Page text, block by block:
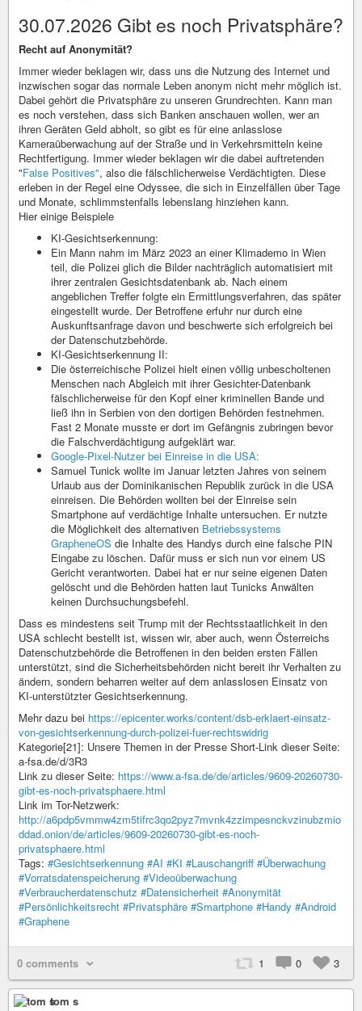
30.07.2026 Gibt es noch Privatsphäre?
Recht auf Anonymität?
Immer wieder beklagen wir, dass uns die Nutzung des Internet und
inzwischen sogar das normale Leben anonym nicht mehr möglich ist.
Dabei gehört die Privatsphäre zu unseren Grundrechten. Kann man
es noch verstehen, dass sich Banken anschauen wollen, wer an
ihren Geräten Geld abholt, so gibt es für eine anlasslose
Kameraüberwachung auf der Straße und in Verkehrsmitteln keine
Rechtfertigung. Immer wieder beklagen wir die dabei auftretenden
"False Positives", also die fälschlicherweise Verdächtigten. Diese
erleben in der Regel eine Odyssee, die sich in Einzelfällen über Tage
und Monate, schlimmstenfalls lebenslang hinziehen kann.
Hier einige Beispiele
KI-Gesichtserkennung:
Ein Mann nahm im März 2023 an einer Klimademo in Wien
teil, die Polizei glich die Bilder nachträglich automatisiert mit
ihrer zentralen Gesichtsdatenbank ab. Nach einem
angeblichen Treffer folgte ein Ermittlungsverfahren, das später
eingestellt wurde. Der Betroffene erfuhr nur durch eine
Auskunftsanfrage davon und beschwerte sich erfolgreich bei
der Datenschutzbehörde.
KI-Gesichtserkennung II:
Die österreichische Polizei hielt einen völlig unbescholtenen
Menschen nach Abgleich mit ihrer Gesichter-Datenbank
fälschlicherweise für den Kopf einer kriminellen Bande und
ließ ihn in Serbien von den dortigen Behörden festnehmen.
Fast 2 Monate musste er dort im Gefängnis zubringen bevor
die Falschverdächtigung aufgeklärt war.
Google-Pixel-Nutzer bei Einreise in die USA:
Samuel Tunick wollte im Januar letzten Jahres von seinem
Urlaub aus der Dominikanischen Republik zurück in die USA
einreisen. Die Behörden wollten bei der Einreise sein
Smartphone auf verdächtige Inhalte untersuchen. Er nutzte
die Möglichkeit des alternativen Betriebssystems
GrapheneOS die Inhalte des Handys durch eine falsche PIN
Eingabe zu löschen. Dafür muss er sich nun vor einem US
Gericht verantworten. Dabei hat er nur seine eigenen Daten
gelöscht und die Behörden hatten laut Tunicks Anwälten
keinen Durchsuchungsbefehl.
Dass es mindestens seit Trump mit der Rechtsstaatlichkeit in den
USA schlecht bestellt ist, wissen wir, aber auch, wenn Österreichs
Datenschutzbehörde die Betroffenen in den beiden ersten Fällen
unterstützt, sind die Sicherheitsbehörden nicht bereit ihr Verhalten zu
ändern, sondern beharren weiter auf dem anlasslosen Einsatz von
KI-unterstützter Gesichtserkennung.
Mehr dazu bei https://epicenter.works/content/dsb-erklaert-einsatz-
von-gesichtserkennung-durch-polizei-fuer-rechtswidrig
Kategorie[21]: Unsere Themen in der Presse Short-Link dieser Seite:
a-fsa.de/d/3R3
Link zu dieser Seite: https://www.a-fsa.de/de/articles/9609-20260730-
gibt-es-noch-privatsphaere.html
Link im Tor-Netzwerk:
http://a6pdp5vmmw4zm5tifrc3qo2pyz7mvnk4zzimpesnckvzinubzmio
ddad.onion/de/articles/9609-20260730-gibt-es-noch-
privatsphaere.html
Tags: #Gesichtserkennung #AI #KI #Lauschangriff #Überwachung
#Vorratsdatenspeicherung #Videoüberwachung
#Verbraucherdatenschutz #Datensicherheit #Anonymität
#Persönlichkeitsrecht #Privatsphäre #Smartphone #Handy #Android
#Graphene
0 comments 1 0 3
tom s